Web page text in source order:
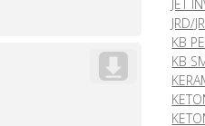
JET
JRD/
KB
KB